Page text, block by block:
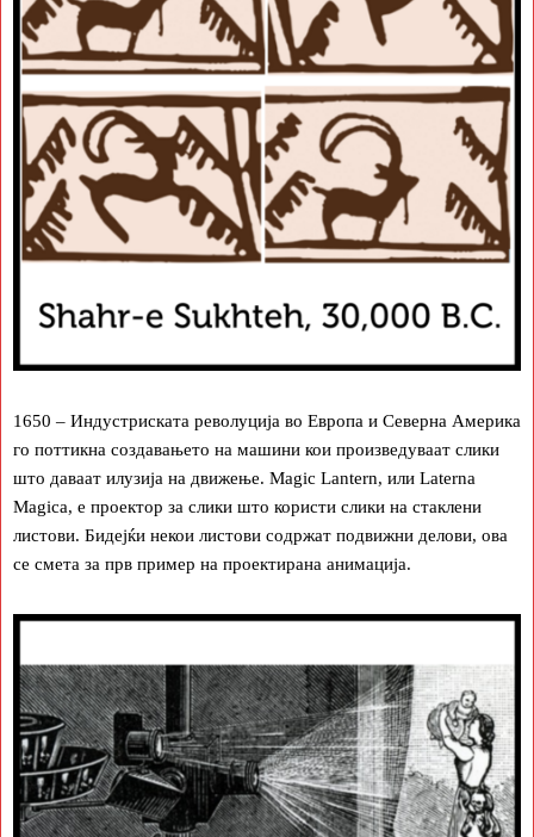
1650 – Индустриската револуција во Европа и Северна Америка
го поттикна создавањето на машини кои произведуваат слики
што даваат илузија на движење. Magic Lantern, или Laterna
Magica, е проектор за слики што користи слики на стаклени
листови. Бидејќи некои листови содржат подвижни делови, ова
се смета за прв пример на проектирана анимација.